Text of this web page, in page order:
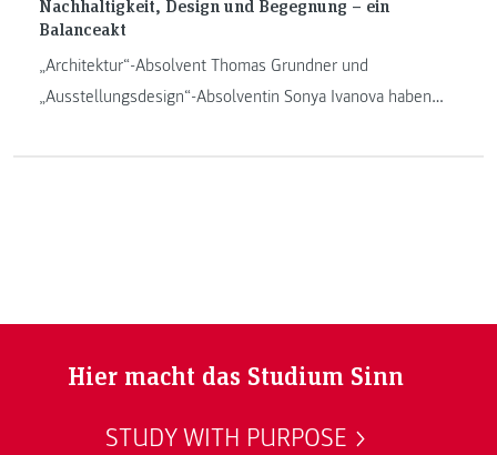
Nachhaltigkeit, Design und Begegnung – ein
Balanceakt
„Architektur“-Absolvent Thomas Grundner und
„Ausstellungsdesign“-Absolventin Sonya Ivanova haben
Hier macht das Studium Sinn
STUDY WITH PURPOSE